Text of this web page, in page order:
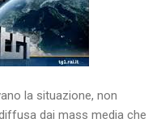
la situazione, non
dai mass media che